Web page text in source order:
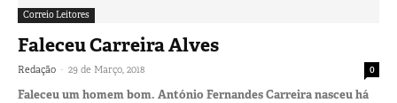
Correio Leitores
Faleceu Carreira Alves
Redação - 29 de Março, 2018 0
Faleceu um homem bom. António Fernandes Carreira nasceu há